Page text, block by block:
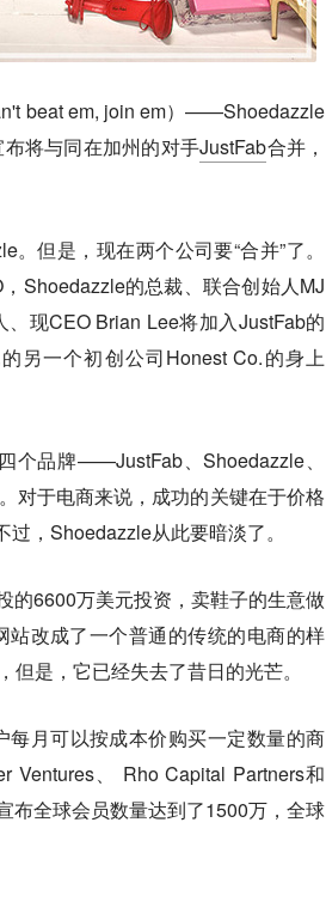
beat em, join em）——Shoedazzle
布将与同在加州的对手JustFab合并，
但是，现在两个公司要“合并”了。
Shoedazzle的总裁、联合创始人MJ
现CEO Brian Lee将加入JustFab的
另一个初创公司Honest Co.的身上
个品牌——JustFab、Shoedazzle、
对于电商来说，成功的关键在于价格
，Shoedazzle从此要暗淡了。
的6600万美元投资，卖鞋子的生意做
改成了一个普通的传统的电商的样
是，它已经失去了昔日的光芒。
月可以按成本价购买一定数量的商
Ventures、 Rho Capital Partners和
布全球会员数量达到了1500万，全球